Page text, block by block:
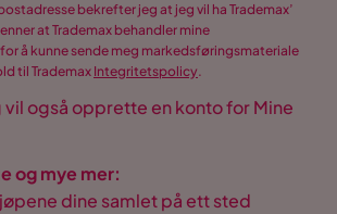
bekrefter jeg at jeg vil ha Trademax’
at Trademax behandler mine
å kunne sende meg markedsføringsmateriale
til Trademax Integritetspolicy.
vil også opprette en konto for Mine
og mye mer:
dine samlet på ett sted